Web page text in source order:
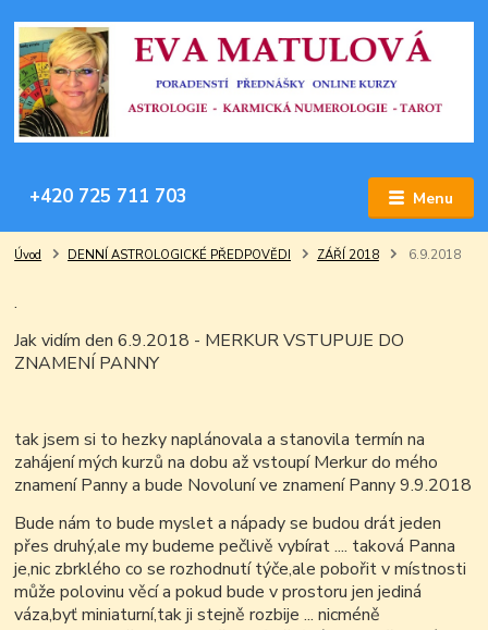
Menu
+420 725 711 703
Úvod DENNÍ ASTROLOGICKÉ PŘEDPOVĚDI ZÁŘÍ 2018 6.9.2018
.
Jak vidím den 6.9.2018 - MERKUR VSTUPUJE DO
ZNAMENÍ PANNY
tak jsem si to hezky naplánovala a stanovila termín na
zahájení mých kurzů na dobu až vstoupí Merkur do mého
znamení Panny a bude Novoluní ve znamení Panny 9.9.2018
Bude nám to bude myslet a nápady se budou drát jeden
přes druhý,ale my budeme pečlivě vybírat .... taková Panna
je,nic zbrklého co se rozhodnutí týče,ale pobořit v místnosti
může polovinu věcí a pokud bude v prostoru jen jediná
váza,byť miniaturní,tak ji stejně rozbije ... nicméně